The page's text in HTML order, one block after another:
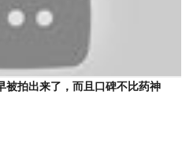
被拍出来了，而且口碑不比药神